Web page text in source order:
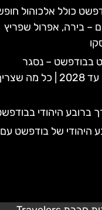
כולל אלכוהול
– בירה, אפרול שפריץ
בבודפשט – נסגר
לשיפוצים עד 2028 | כל מה
ברובע היהודי
היהודי של בודפשט עם